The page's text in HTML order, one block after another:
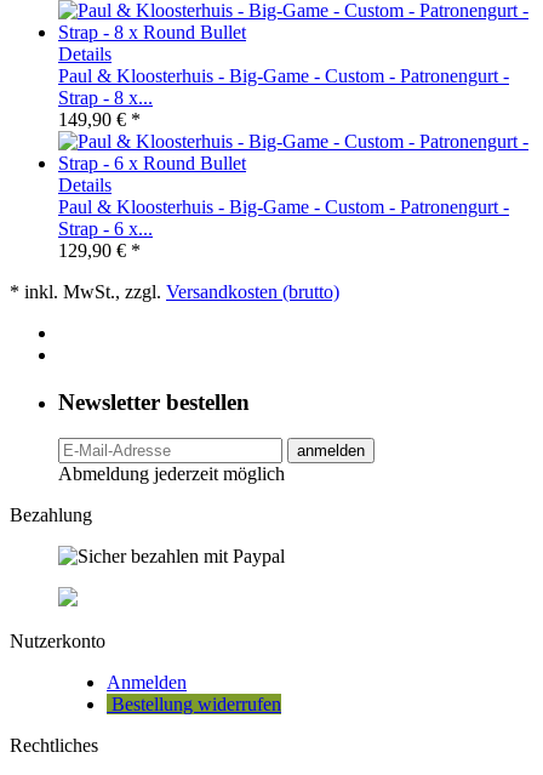
Details
Paul & Kloosterhuis - Big-Game - Custom - Patronengurt -
Strap - 8 x...
149,90 € *
Details
Paul & Kloosterhuis - Big-Game - Custom - Patronengurt -
Strap - 6 x...
129,90 € *
* inkl. MwSt., zzgl. Versandkosten (brutto)
Newsletter bestellen
anmelden
Abmeldung jederzeit möglich
Bezahlung
Nutzerkonto
Anmelden
Bestellung widerrufen
Rechtliches